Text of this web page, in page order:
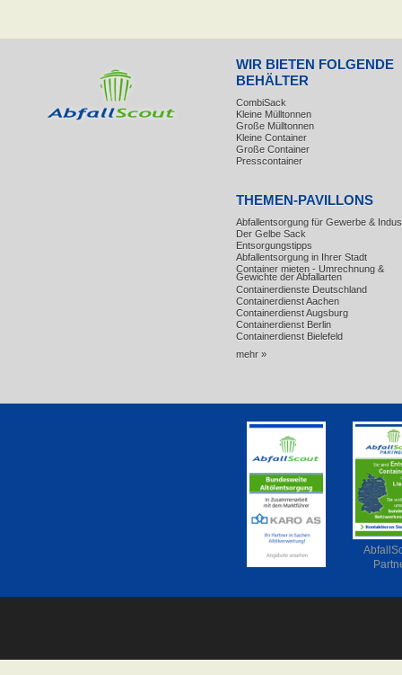
WIR BIETEN FOLGENDE
BEHÄLTER
CombiSack
Kleine Mülltonnen
Große Mülltonnen
Kleine Container
Große Container
Presscontainer
THEMEN-PAVILLONS
Abfallentsorgung für Gewerbe &
Der Gelbe Sack
Entsorgungstipps
Abfallentsorgung in Ihrer Stadt
Container mieten - Umrechnung &
Gewichte der Abfallarten
Containerdienste Deutschland
Containerdienst Aachen
Containerdienst Augsburg
Containerdienst Berlin
Containerdienst Bielefeld
mehr »